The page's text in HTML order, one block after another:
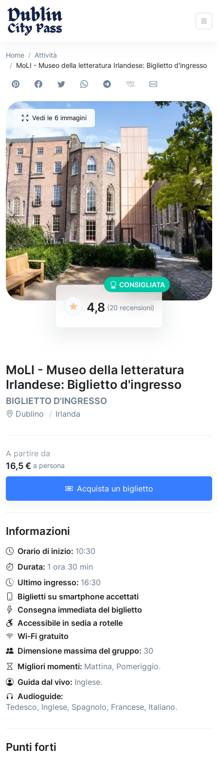
Home
Attività
MoLI - Museo della letteratura Irlandese: Biglietto d'ingresso
Vedi le 6 immagini
CONSIGLIATA
4,8 (20 recensioni)
MoLI - Museo della letteratura
Irlandese: Biglietto d'ingresso
BIGLIETTO D'INGRESSO
Dublino Irlanda
A partire da
16,5 € a persona
Acquista un biglietto
Informazioni
Orario di inizio: 10:30
Durata: 1 ora 30 min
Ultimo ingresso: 16:30
Biglietti su smartphone accettati
Consegna immediata del biglietto
Accessibile in sedia a rotelle
Wi-Fi gratuito
Dimensione massima del gruppo: 30
Migliori momenti: Mattina, Pomeriggio.
Guida dal vivo: Inglese.
Audioguide:
Tedesco, Inglese, Spagnolo, Francese, Italiano.
Punti forti